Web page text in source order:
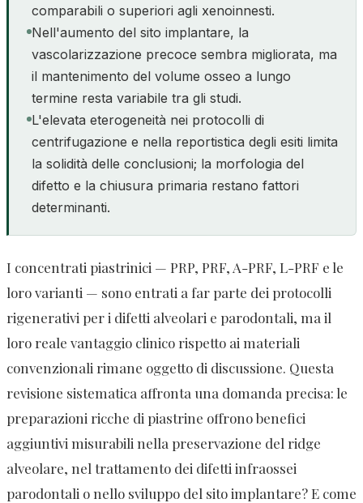
comparabili o superiori agli xenoinnesti.
Nell'aumento del sito implantare, la
vascolarizzazione precoce sembra migliorata, ma
il mantenimento del volume osseo a lungo
termine resta variabile tra gli studi.
L'elevata eterogeneità nei protocolli di
centrifugazione e nella reportistica degli esiti limita
la solidità delle conclusioni; la morfologia del
difetto e la chiusura primaria restano fattori
determinanti.
I concentrati piastrinici — PRP, PRF, A-PRF, L-PRF e le
loro varianti — sono entrati a far parte dei protocolli
rigenerativi per i difetti alveolari e parodontali, ma il
loro reale vantaggio clinico rispetto ai materiali
convenzionali rimane oggetto di discussione. Questa
revisione sistematica affronta una domanda precisa: le
preparazioni ricche di piastrine offrono benefici
aggiuntivi misurabili nella preservazione del ridge
alveolare, nel trattamento dei difetti infraossei
parodontali o nello sviluppo del sito implantare? E come